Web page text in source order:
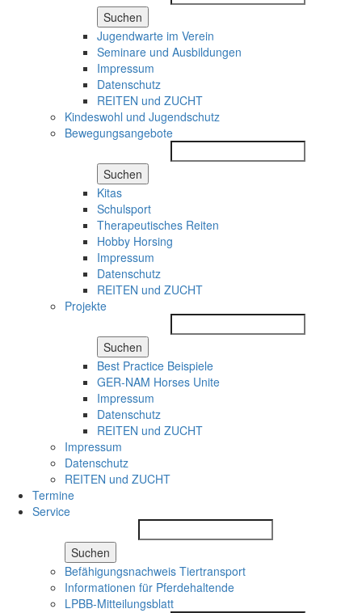
Suchen
Jugendwarte im Verein
Seminare und Ausbildungen
Impressum
Datenschutz
REITEN und ZUCHT
Kindeswohl und Jugendschutz
Bewegungsangebote
Suchen
Kitas
Schulsport
Therapeutisches Reiten
Hobby Horsing
Impressum
Datenschutz
REITEN und ZUCHT
Projekte
Suchen
Best Practice Beispiele
GER-NAM Horses Unite
Impressum
Datenschutz
REITEN und ZUCHT
Impressum
Datenschutz
REITEN und ZUCHT
Termine
Service
Suchen
Befähigungsnachweis Tiertransport
Informationen für Pferdehaltende
LPBB-Mitteilungsblatt